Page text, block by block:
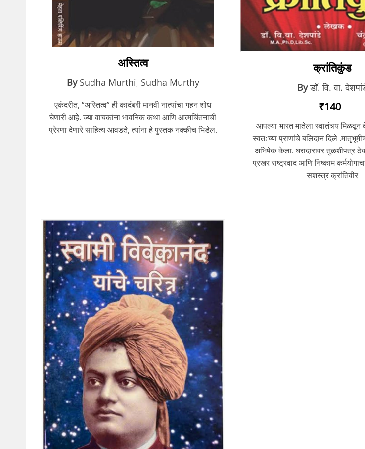
अस्तित्व
By Sudha Murthi, Sudha Murthy
एकंदरीत, “अस्तित्व” ही कादंबरी मानवी नात्यांचा गहन शोध
घेणारी आहे. ज्या वाचकांना भावनिक कथा आणि आत्मचिंतनाची
प्रेरणा देणारे साहित्य आवडते, त्यांना हे पुस्तक नक्कीच भिडेल.
क्रांतिकुंड
By डॉ. वि. वा.
₹140
आपल्या भारत मातेला स्वातंत्र्य मिळवून
स्वतःच्या प्राणांचे बलिदान दिले
अभिषेक केला. घरादारावर तुळशीपत्र
प्रखर राष्ट्रवाद आणि निष्काम
सशस्त्र क्रांतिवीर